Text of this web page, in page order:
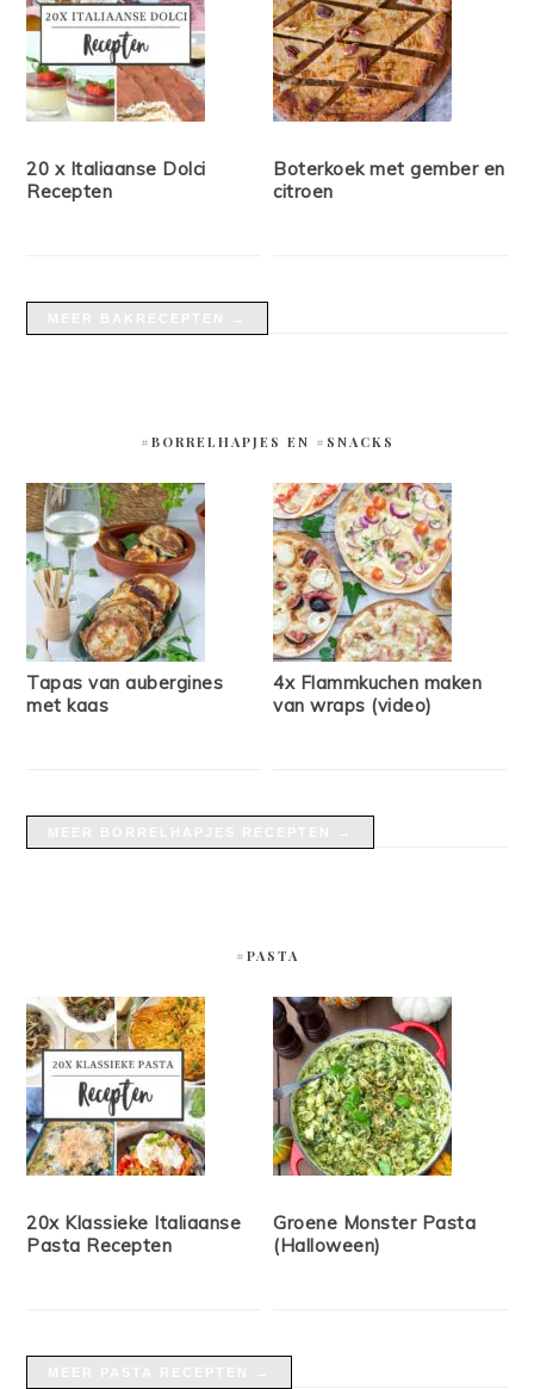
20 x Italiaanse Dolci
Recepten
Boterkoek met gember en
citroen
#BORRELHAPJES EN #SNACKS
Tapas van aubergines
met kaas
4x Flammkuchen maken
van wraps (video)
#PASTA
20x Klassieke Italiaanse
Pasta Recepten
Groene Monster Pasta
(Halloween)